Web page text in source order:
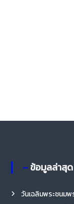
– ข้อมูลล่าสุด
วันเฉลิมพระชนมพ